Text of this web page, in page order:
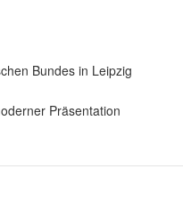
Bundes in Leipzig
Präsentation